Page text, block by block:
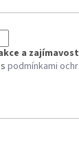
a
podmínkami